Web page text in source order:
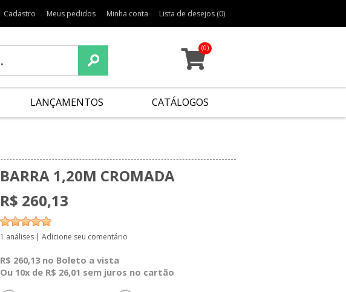
(0)
Cadastro Meus pedidos Minha conta Lista de desejos (0)
LANÇAMENTOS CATÁLOGOS
BARRA 1,20M CROMADA
R$ 260,13
1 análises | Adicione seu comentário
R$ 260,13 no Boleto a vista
Ou 10x de R$ 26,01 sem juros no cartão